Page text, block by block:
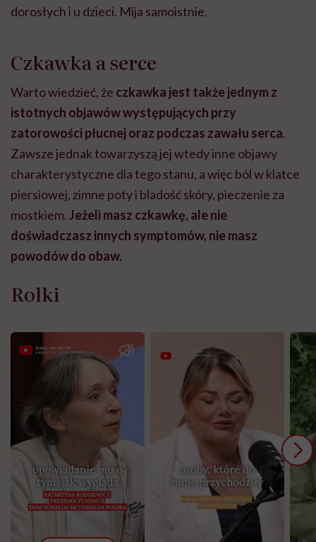
dorosłych i u dzieci. Mija samoistnie.
Czkawka a serce
Warto wiedzieć, że czkawka jest także jednym z
istotnych objawów występujących przy
zatorowości płucnej oraz podczas zawału serca.
Zawsze jednak towarzyszą jej wtedy inne objawy
charakterystyczne dla tego stanu, a więc ból w klatce
piersiowej, zimne poty i bladość skóry, pieczenie za
mostkiem.Jeżeli masz czkawkę, ale nie
doświadczasz innych symptomów, nie masz
powodów do obaw.
Rolki